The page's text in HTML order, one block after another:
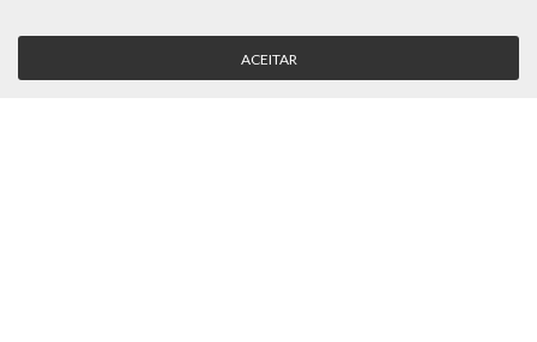
Empresa
Visão, Missão e Valores
Login
Recuperar Password
ACEITAR